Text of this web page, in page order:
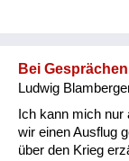
Bei
Ludwig
Ich kann mich
wir einen Ausflug
über den Krieg